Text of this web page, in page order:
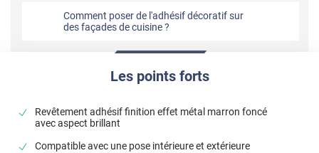
Comment poser de l'adhésif décoratif sur
des façades de cuisine ?
Les points forts
Revêtement adhésif finition effet métal marron foncé
avec aspect brillant
Compatible avec une pose intérieure et extérieure